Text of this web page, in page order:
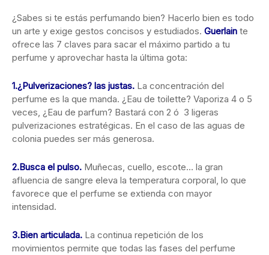
¿Sabes si te estás perfumando bien? Hacerlo bien es todo
un arte y exige gestos concisos y estudiados. Guerlain te
ofrece las 7 claves para sacar el máximo partido a tu
perfume y aprovechar hasta la última gota:
1.¿Pulverizaciones? las justas. La concentración del
perfume es la que manda. ¿Eau de toilette? Vaporiza 4 o 5
veces, ¿Eau de parfum? Bastará con 2 ó 3 ligeras
pulverizaciones estratégicas. En el caso de las aguas de
colonia puedes ser más generosa.
2.Busca el pulso. Muñecas, cuello, escote… la gran
afluencia de sangre eleva la temperatura corporal, lo que
favorece que el perfume se extienda con mayor
intensidad.
3.Bien articulada. La continua repetición de los
movimientos permite que todas las fases del perfume